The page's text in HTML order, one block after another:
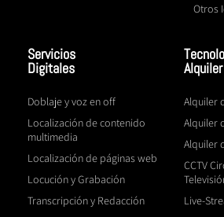
Otros
Servicios
Digitales
Doblaje y voz en off
Localización de contenido
multimedia
Localización de páginas web
Locución y Grabación
Transcripción y Redacción
Alquiler
Alquiler
Alquiler
Alquiler
CCTV
Live-